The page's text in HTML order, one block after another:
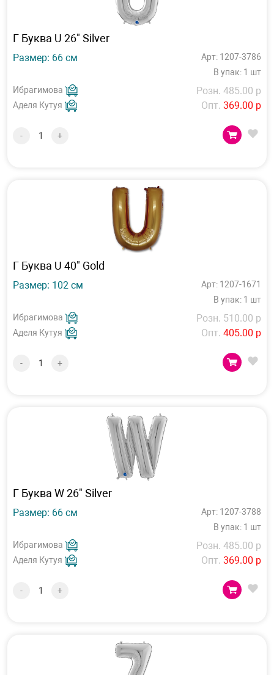
Г Буква U 26" Silver
Размер: 66 см
Арт: 1207-3786
В упак: 1 шт
Ибрагимова
Аделя Кутуя
Розн. 485.00 р
Опт. 369.00 р
- +
Г Буква U 40" Gold
Размер: 102 см
Арт: 1207-1671
В упак: 1 шт
Ибрагимова
Аделя Кутуя
Розн. 510.00 р
Опт. 405.00 р
- +
Г Буква W 26" Silver
Размер: 66 см
Арт: 1207-3788
В упак: 1 шт
Ибрагимова
Аделя Кутуя
Розн. 485.00 р
Опт. 369.00 р
- +